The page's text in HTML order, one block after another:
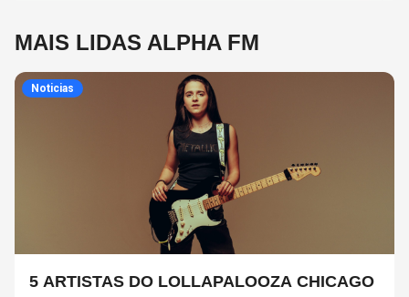
MAIS LIDAS ALPHA FM
Noticias
5 ARTISTAS DO LOLLAPALOOZA CHICAGO